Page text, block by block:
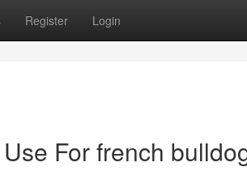
Register Login
For french